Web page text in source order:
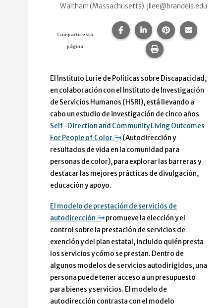
Waltham (Massachusetts). jllee@brandeis.edu
Compartir esta
página
Compartir esta página en
Compartir esta
Compartir
Imprime esta
El Instituto Lurie de Políticas sobre Discapacidad,
en colaboración con el Instituto de Investigación
de Servicios Humanos (HSRI), está llevando a
cabo un estudio de investigación de cinco años
Self-Direction and Community Living Outcomes
For People of Color
(Autodirección y
resultados de vida en la comunidad para
personas de color), para explorar las barreras y
destacar las mejores prácticas de divulgación,
educación y apoyo.
El modelo de prestación de servicios de
autodirección
promueve la elección y el
control sobre la prestación de servicios de
exención y del plan estatal, incluido quién presta
los servicios y cómo se prestan. Dentro de
algunos modelos de servicios autodirigidos, una
persona puede tener acceso a un presupuesto
para bienes y servicios. El modelo de
autodirección contrasta con el modelo